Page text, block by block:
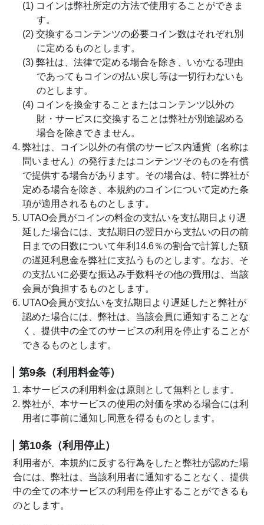
(1) コインは弊社所定の方法で使用することができま
す。
(2) 交換するコンテンツの必要コイン数はそれぞれ別
に定めるものとします。
(3) 弊社は、法律で定める場合を除き、いかなる理由
であってもコインの払い戻し等は一切行わないも
のとします。
(4) コインを換金することまたはコンテンツ以外の
財・サービスに交換することは弊社が別途認める
場合を除きできません。
弊社は、コイン以外の有償のサービス内通貨（名称は
問いません）の発行またはコンテンツそのものを有償
で提供する場合があります。その場合は、特に弊社が
定める場合を除き、本規約のコインについて定めた条
項が適用されるものとします。
UTAO会員がコインの料金の支払いを支払期日より遅
延した場合には、支払期日の翌日から支払いの日の前
日までの日数について年利14.6％の割合で計算した額
の遅延利息金を弊社に支払うものとします。なお、そ
の支払いに必要な振込み手数料その他の費用は、当該
会員が負担するものとします。
UTAO会員が支払いを支払期日より遅延したと弊社が
認めた場合には、弊社は、当該会員に通知することな
く、提供中の全てのサービスの利用を停止することが
できるものとします。
第9条（利用料金等）
本サービスの利用料金は原則として無料とします。
弊社が、本サービスの使用の対価を求める場合には利
用者に事前に通知し同意を得るものとします。
第10条（利用停止）
利用者が、本規約に反する行為をしたと弊社が認めた場
合には、弊社は、当該利用者に通知することなく、提供
中の全ての本サービスの利用を停止することができるも
のとします。